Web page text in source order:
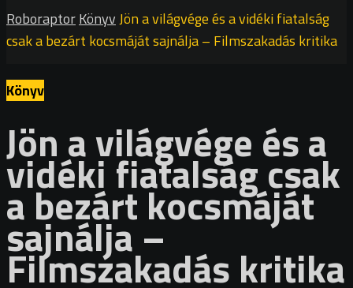
RoboraptorKönyvJön a világvége és a vidéki fiatalság
csak a bezárt kocsmáját sajnálja – Filmszakadás kritika
Könyv
Jön a világvége és a
vidéki fiatalság csak
a bezárt kocsmáját
sajnálja –
Filmszakadás kritika